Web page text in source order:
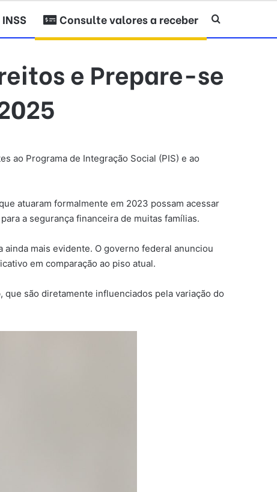
INSS Consulte valores a receber Procurar por
e Prepare-se
ao Programa de Integração Social (PIS) e ao
atuaram formalmente em 2023 possam acessar
a segurança financeira de muitas famílias.
mais evidente. O governo federal anunciou
em comparação ao piso atual.
que são diretamente influenciados pela variação do